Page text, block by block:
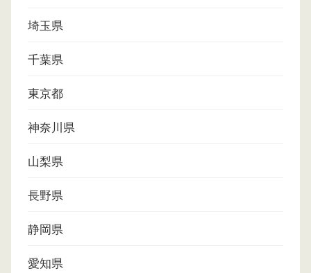
埼玉県
千葉県
東京都
神奈川県
山梨県
長野県
静岡県
愛知県